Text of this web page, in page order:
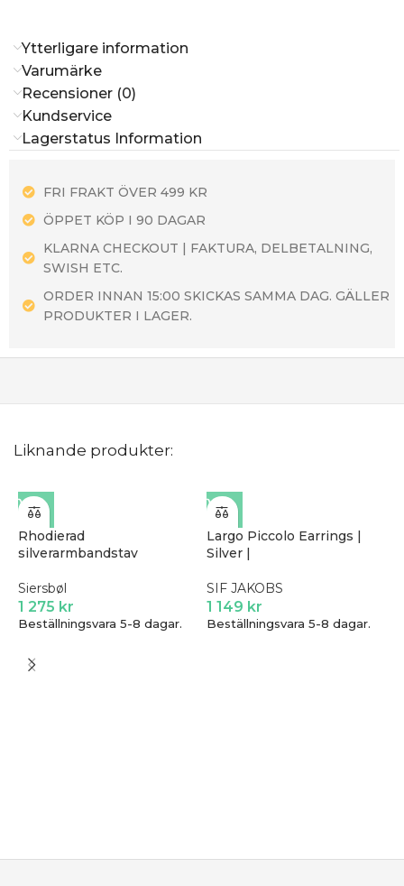
Ytterligare information
Varumärke
Recensioner (0)
Kundservice
Lagerstatus Information
FRI FRAKT ÖVER 499 KR
ÖPPET KÖP I 90 DAGAR
KLARNA CHECKOUT | FAKTURA, DELBETALNING,
SWISH ETC.
ORDER INNAN 15:00 SKICKAS SAMMA DAG. GÄLLER
PRODUKTER I LAGER.
Liknande produkter:
Rhodierad
silverarmbandstav
Siersbøl
1 275 kr
Beställningsvara 5-8 dagar.
Largo Piccolo Earrings |
Silver |
SIF JAKOBS
1 149 kr
Beställningsvara 5-8 dagar.